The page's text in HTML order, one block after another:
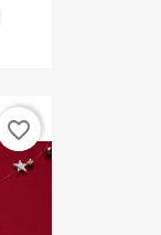
favorite_border